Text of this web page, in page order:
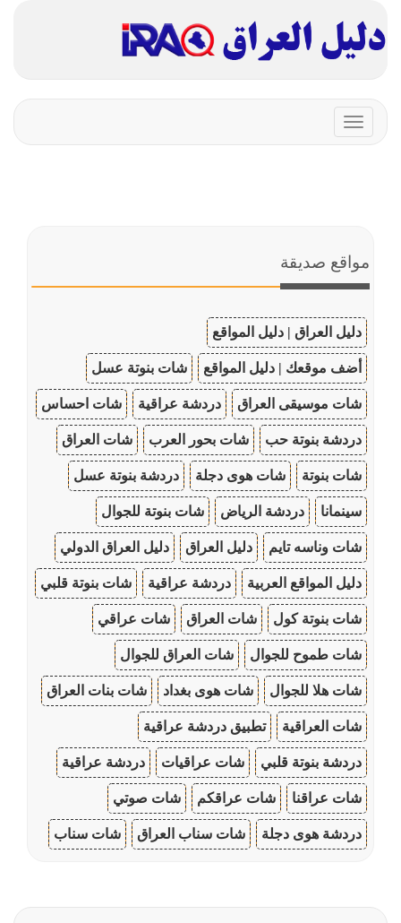
Toggle
navigation
مواقع صديقة
دليل العراق | دليل المواقع
أضف موقعك | دليل المواقع شات بنوتة عسل
شات موسيقى العراق دردشة عراقية شات احساس
دردشة بنوتة حب شات بحور العرب شات العراق
شات بنوتة شات هوى دجلة دردشة بنوتة عسل
سينمانا دردشة الرياض شات بنوتة للجوال
شات وناسه تايم دليل العراق دليل العراق الدولي
دليل المواقع العربية دردشة عراقية شات بنوتة قلبي
شات بنوتة كول شات العراق شات عراقي
شات طموح للجوال شات العراق للجوال
شات هلا للجوال شات هوى بغداد شات بنات العراق
شات العراقية تطبيق دردشة عراقية
دردشة بنوتة قلبي شات عراقيات دردشة عراقية
شات عراقنا شات عراقكم شات صوتي
دردشة هوى دجلة شات سناب العراق شات سناب